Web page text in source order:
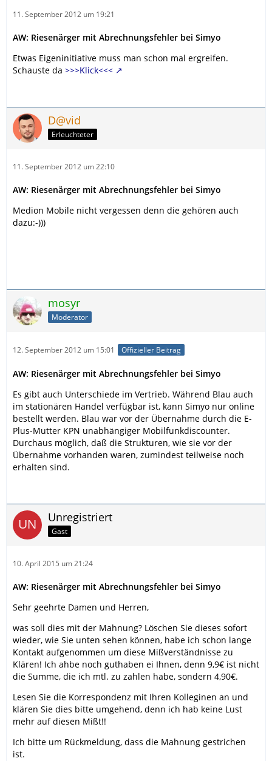
11. September 2012 um 19:21
AW: Riesenärger mit Abrechnungsfehler bei Simyo
Etwas Eigeninitiative muss man schon mal ergreifen.
Schauste da >>>Klick<<<
D@vid
Erleuchteter
11. September 2012 um 22:10
AW: Riesenärger mit Abrechnungsfehler bei Simyo
Medion Mobile nicht vergessen denn die gehören auch
dazu:-)))
mosyr
Moderator
12. September 2012 um 15:01 Offizieller Beitrag
AW: Riesenärger mit Abrechnungsfehler bei Simyo
Es gibt auch Unterschiede im Vertrieb. Während Blau auch
im stationären Handel verfügbar ist, kann Simyo nur online
bestellt werden. Blau war vor der Übernahme durch die E-
Plus-Mutter KPN unabhängiger Mobilfunkdiscounter.
Durchaus möglich, daß die Strukturen, wie sie vor der
Übernahme vorhanden waren, zumindest teilweise noch
erhalten sind.
Unregistriert
Gast
10. April 2015 um 21:24
AW: Riesenärger mit Abrechnungsfehler bei Simyo
Sehr geehrte Damen und Herren,
was soll dies mit der Mahnung? Löschen Sie dieses sofort
wieder, wie Sie unten sehen können, habe ich schon lange
Kontakt aufgenommen um diese Mißverständnisse zu
Klären! Ich ahbe noch guthaben ei Ihnen, denn 9,9€ ist nicht
die Summe, die ich mtl. zu zahlen habe, sondern 4,90€.
Lesen Sie die Korrespondenz mit Ihren Kolleginen an und
klären Sie dies bitte umgehend, denn ich hab keine Lust
mehr auf diesen Mißt!!
Ich bitte um Rückmeldung, dass die Mahnung gestrichen
ist.